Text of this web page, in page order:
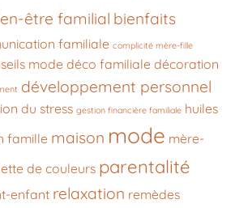
être familial bienfaits
familiale complicité mère-fille
mode déco familiale décoration
développement personnel
du stress gestion financière familiale huiles
famille maison mode mère-
de couleurs parentalité
enfant relaxation remèdes